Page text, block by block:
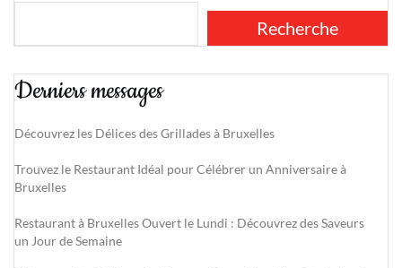
Recherche
Derniers messages
Découvrez les Délices des Grillades à Bruxelles
Trouvez le Restaurant Idéal pour Célébrer un Anniversaire à
Bruxelles
Restaurant à Bruxelles Ouvert le Lundi : Découvrez des Saveurs
un Jour de Semaine